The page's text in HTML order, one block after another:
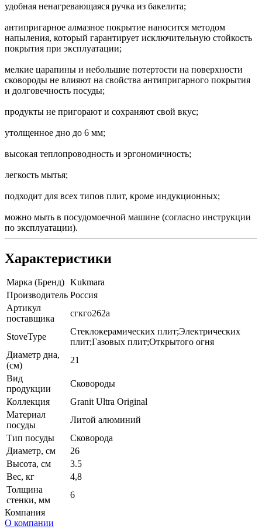
удобная ненагревающаяся ручка из бакелита;
антипригарное алмазное покрытие наносится методом
напыления, который гарантирует исключительную стойкость
покрытия при эксплуатации;
мелкие царапины и небольшие потертости на поверхности
сковороды не влияют на свойства антипригарного покрытия
и долговечность посуды;
продукты не пригорают и сохраняют свой вкус;
утолщенное дно до 6 мм;
высокая теплопроводность и эргономичность;
легкость мытья;
подходит для всех типов плит, кроме индукционных;
можно мыть в посудомоечной машине (согласно инструкции
по эксплуатации).
Характеристики
Марка (Бренд) Kukmara
Производитель Россия
Артикул
поставщика
сгкго262а
StoveType
Стеклокерамических плит;Электрических
плит;Газовых плит;Открытого огня
Диаметр дна,
(см)
21
Вид
продукции
Сковороды
Коллекция
Granit Ultra Original
Материал
посуды
Литой алюминий
Тип посуды
Сковорода
Диаметр, см
26
Высота, см
3.5
Вес, кг
4,8
Толщина
стенки, мм
6
Компания
О компании